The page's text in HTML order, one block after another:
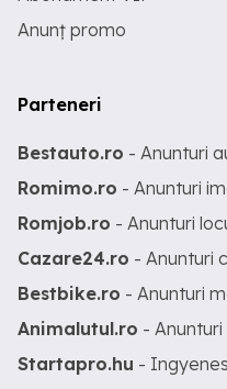
Anunț promo
Parteneri
Bestauto.ro - Anunturi
Romimo.ro - Anunturi
Romjob.ro - Anunturi
Cazare24.ro - Anunturi
Bestbike.ro - Anunturi
Animalutul.ro -
Startapro.hu -